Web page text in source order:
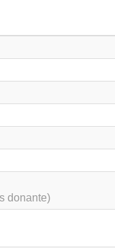
donante)